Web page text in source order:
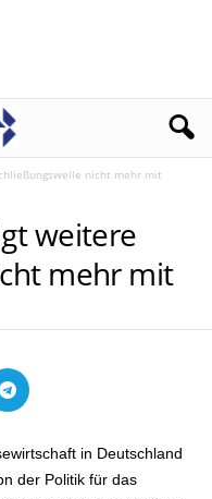
nicht mehr mit
weitere
mehr mit
in Deutschland
der Politik für das